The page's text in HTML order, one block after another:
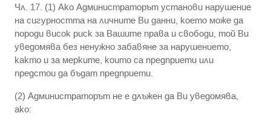
Чл. 17. (1) Ако Администраторът установи нарушение
на сигурността на личните Ви данни, което може да
породи висок риск за Вашите права и свободи, той Ви
уведомява без ненужно забавяне за нарушението,
както и за мерките, които са предприети или
предстои да бъдат предприети.
(2) Администраторът не е длъжен да Ви уведомява,
ако: